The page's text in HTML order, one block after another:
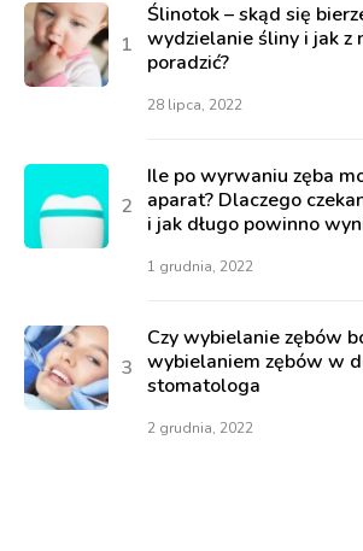
Ślinotok – skąd się
wydzielanie śliny i jak z
poradzić?
28 lipca, 2022
Ile po wyrwaniu zęba
aparat? Dlaczego
i jak długo powinno
1 grudnia, 2022
Czy wybielanie zębów
wybielaniem zębów w
stomatologa
2 grudnia, 2022